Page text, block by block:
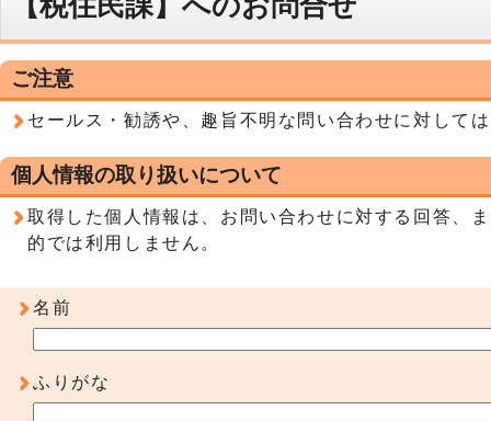
ご注意
セールス・勧誘や、趣旨不明な問い合わせに対して
個人情報の取り扱いについて
取得した個人情報は、お問い合わせに対する回答、
的では利用しません。
名前
ふりがな